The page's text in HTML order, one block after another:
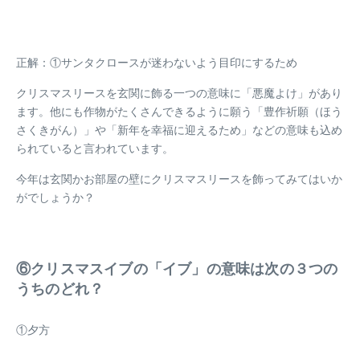
正解：①サンタクロースが迷わないよう目印にするため
クリスマスリースを玄関に飾る一つの意味に「悪魔よけ」があり
ます。他にも作物がたくさんできるように願う「豊作祈願（ほう
さくきがん）」や「新年を幸福に迎えるため」などの意味も込め
られていると言われています。
今年は玄関かお部屋の壁にクリスマスリースを飾ってみてはいか
がでしょうか？
⑥クリスマスイブの「イブ」の意味は次の３つの
うちのどれ？
①夕方